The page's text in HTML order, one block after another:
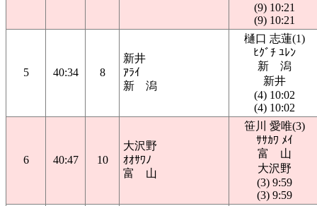
(9) 10:21
(9) 10:21
5 40:34 8
新井
ｱﾗｲ
新 潟
樋口 志蓮(1)
ﾋｸﾞﾁ ﾕﾚﾝ
新 潟
新井
(4) 10:02
(4) 10:02
6 40:47 10
大沢野
ｵｵｻﾜﾉ
富 山
笹川 愛唯(3)
ｻｻｶﾜ ﾒｲ
富 山
大沢野
(3) 9:59
(3) 9:59